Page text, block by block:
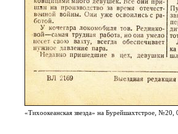
«Тихоокеанская звезда» на Бурейшахтстрое,